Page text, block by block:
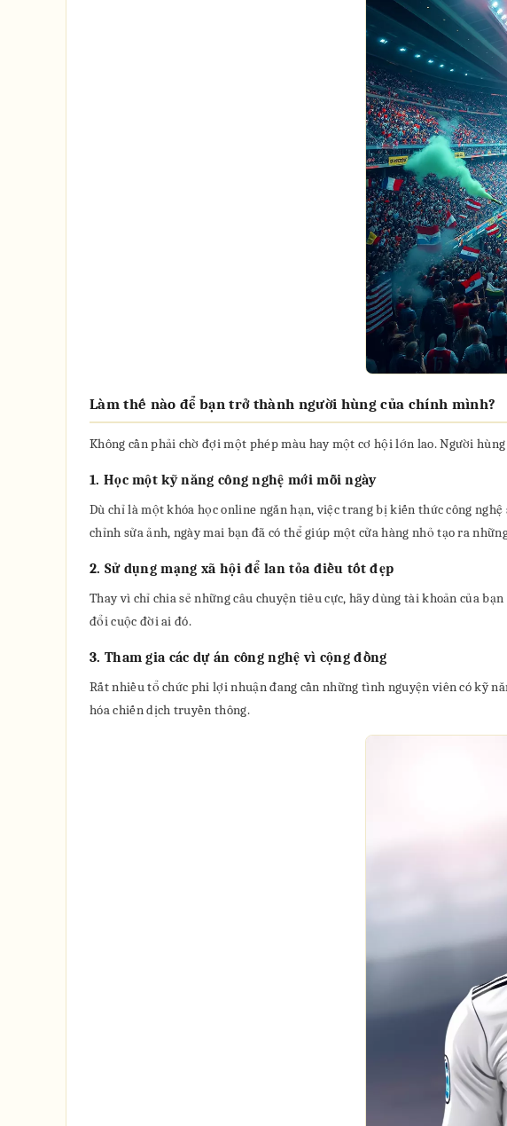
Làm thế nào để bạn trở thành người hùng của chính mình?
Không cần phải chờ đợi một phép màu hay một cơ hội lớn lao. Người
1. Học một kỹ năng công nghệ mới mỗi ngày
Dù chỉ là một khóa học online ngắn hạn, việc trang bị kiến thức công
chỉnh sửa ảnh, ngày mai bạn đã có thể giúp một cửa hàng nhỏ tạo ra
2. Sử dụng mạng xã hội để lan tỏa điều tốt đẹp
Thay vì chỉ chia sẻ những câu chuyện tiêu cực, hãy dùng tài khoản của
đổi cuộc đời ai đó.
3. Tham gia các dự án công nghệ vì cộng đồng
Rất nhiều tổ chức phi lợi nhuận đang cần những tình nguyện viên có kỹ
hóa chiến dịch truyền thông.